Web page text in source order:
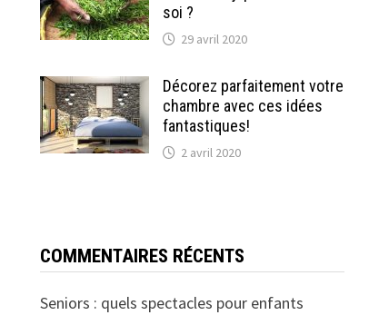
soi ?
29 avril 2020
Décorez parfaitement votre
chambre avec ces idées
fantastiques!
2 avril 2020
COMMENTAIRES RÉCENTS
Seniors : quels spectacles pour enfants